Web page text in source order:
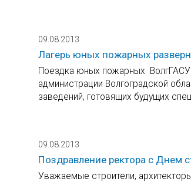
09.08.2013
Лагерь юных пожарных
Поездка юных пожарных ВолгГАСУ
администрации Волгоградской
заведений, готовящих будущих
09.08.2013
Поздравление ректора с Днем
Уважаемые строители,